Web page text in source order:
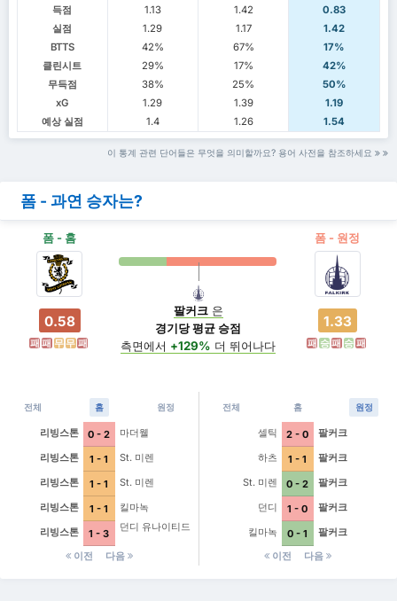
득점
1.13 1.42
0.83
실점
1.29 1.17
1.42
BTTS
42% 67%
17%
클린시트
29% 17%
42%
무득점
38% 25%
50%
xG
1.29 1.39
1.19
예상 실점
1.4 1.26 1.54
이 통계 관련 단어들은 무엇을 의미할까요? 용어 사전을 참조하세요
폼 - 과연 승자는?
폼 - 홈 폼 - 원정
0.58
패 패 무 무 패
팔커크 은
경기당 평균 승점
측면에서 +129% 더 뛰어나다
1.33
패 승 패 승 패
전체 홈 원정
리빙스톤 0 - 2
마더웰
리빙스톤
1 - 1
St. 미렌
리빙스톤
1 - 1
St. 미렌
리빙스톤
1 - 1
킬마녹
리빙스톤
1 - 3
던디 유나이티드
이전 다음
전체 홈 원정
셀틱 2 - 0
팔커크
하츠
1 - 1
팔커크
St. 미렌
0 - 2
팔커크
던디
1 - 0
팔커크
킬마녹
0 - 1
팔커크
이전
다음